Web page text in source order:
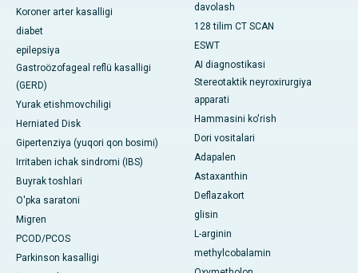
Koroner arter kasalligi
diabet
epilepsiya
Gastroözofageal reflü kasalligi
(GERD)
Yurak etishmovchiligi
Herniated Disk
Gipertenziya (yuqori qon bosimi)
Irritaben ichak sindromi (IBS)
Buyrak toshlari
O'pka saratoni
Migren
PCOD/PCOS
Parkinson kasalligi
davolash
128 tilim CT SCAN
ESWT
AI diagnostikasi
Stereotaktik neyroxirurgiya
apparati
Hammasini ko'rish
Dori vositalari
Adapalen
Astaxanthin
Deflazakort
glisin
L-arginin
methylcobalamin